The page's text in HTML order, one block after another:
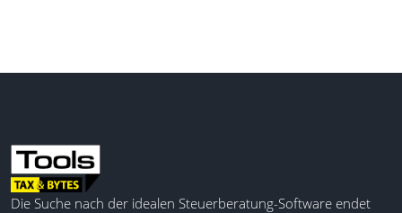
Die Suche nach der idealen Steuerberatung-Software endet